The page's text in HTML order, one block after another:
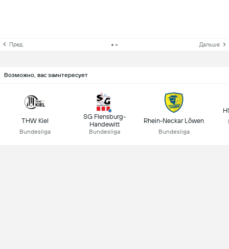
Пред. Дальше
Возможно, вас заинтересует
THW Kiel
Bundesliga
SG Flensburg-
Handewitt
Bundesliga
Rhein-Neckar Löwen
Bundesliga